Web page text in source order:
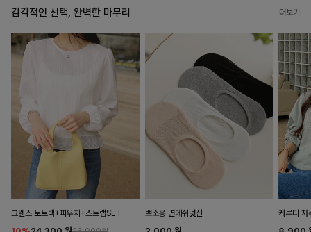
감각적인 선택, 완벽한 마무리 더보기
그렌스 토트백+파우치+스트랩SET 뽀소옹 면메쉬덧신 케루디 자